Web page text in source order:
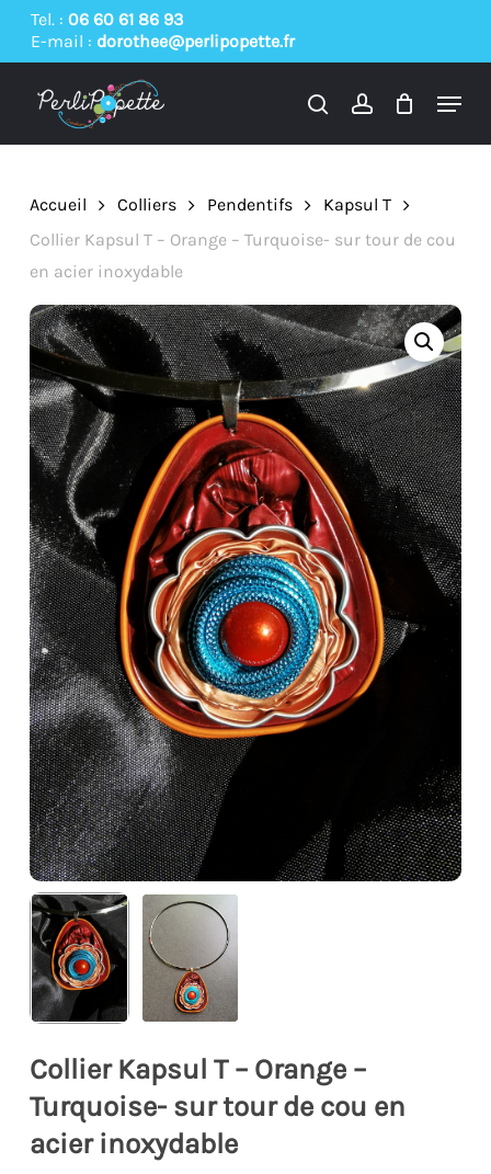
Skip
content
Tel. : 06 60 61 86 93
E-mail : dorothee@perlipopette.fr
searchaccount
Menu
Accueil Colliers Pendentifs
Kapsul T
Collier Kapsul T – Orange – Turquoise- sur tour de cou
en acier inoxydable
Collier Kapsul T – Orange –
Turquoise- sur tour de cou en
acier inoxydable